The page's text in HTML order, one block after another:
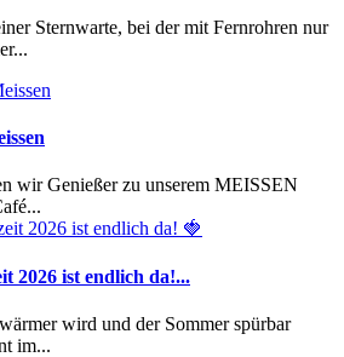
Sternwarte, bei der mit Fernrohren nur
wir Genießer zu unserem MEISSEN
2026 ist endlich da!...
wird und der Sommer spürbar
im...